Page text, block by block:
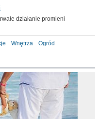
działanie promieni
Wnętrza Ogród